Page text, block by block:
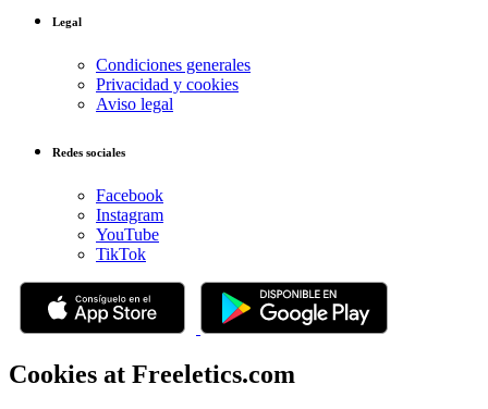
Legal
Condiciones generales
Privacidad y cookies
Aviso legal
Redes sociales
Facebook
Instagram
YouTube
TikTok
Cookies at Freeletics.com